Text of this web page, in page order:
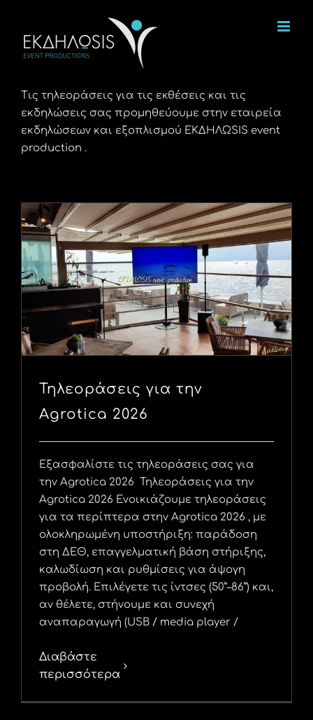
περιεχόμενο
Τις τηλεοράσεις για τις εκθέσεις και τις
εκδηλώσεις σας προμηθεύουμε στην εταιρεία
εκδηλώσεων και εξοπλισμού ΕΚΔΗΛΩSIS event
production .
Τηλεοράσεις για την
Agrotica 2026
Εξασφαλίστε τις τηλεοράσεις σας για
την Agrotica 2026 Τηλεοράσεις για την
Agrotica 2026 Ενοικιάζουμε τηλεοράσεις
για τα περίπτερα στην Agrotica 2026 , με
ολοκληρωμένη υποστήριξη: παράδοση
στη ΔΕΘ, επαγγελματική βάση στήριξης,
καλωδίωση και ρυθμίσεις για άψογη
προβολή. Επιλέγετε τις ίντσες (50”–86”) και,
αν θέλετε, στήνουμε και συνεχή
αναπαραγωγή (USB / media player /
Διαβάστε
περισσότερα